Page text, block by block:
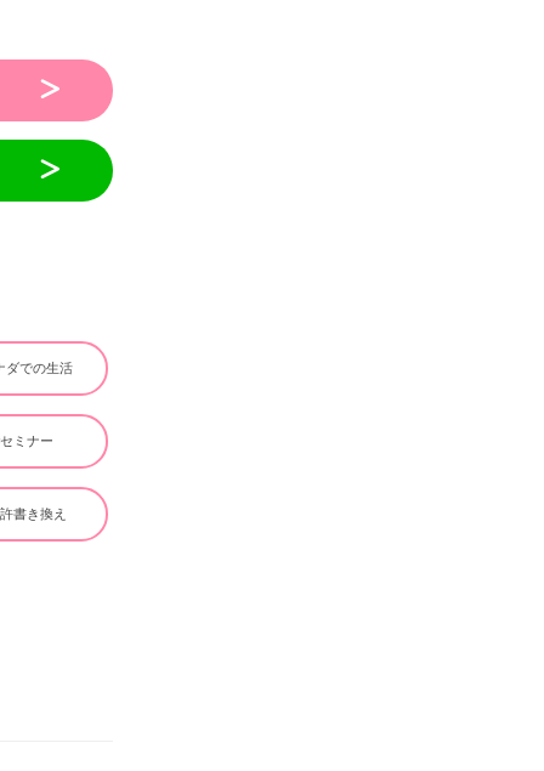
ダでの生活
ミナー
書き換え